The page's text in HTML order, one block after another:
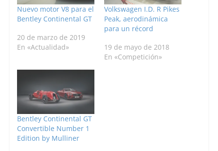
Nuevo motor V8 para el
Bentley Continental GT
20 de marzo de 2019
En «Actualidad»
Volkswagen I.D. R Pikes
Peak, aerodinámica
para un récord
19 de mayo de 2018
En «Competición»
Bentley Continental GT
Convertible Number 1
Edition by Mulliner